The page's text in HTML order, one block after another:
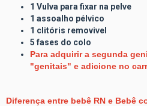
1 Vulva para fixar na pelve
1 assoalho pélvico
1 clitóris removivel
5 fases do colo
Para adquirir a segunda
"genitais" e adicione no
Diferença entre bebê RN e Bebê